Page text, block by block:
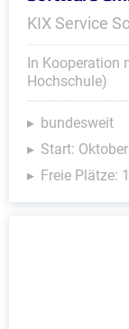
KIX Service
In Kooperation
Hochschule)
bundesweit
Start:
Freie Plätze: 1